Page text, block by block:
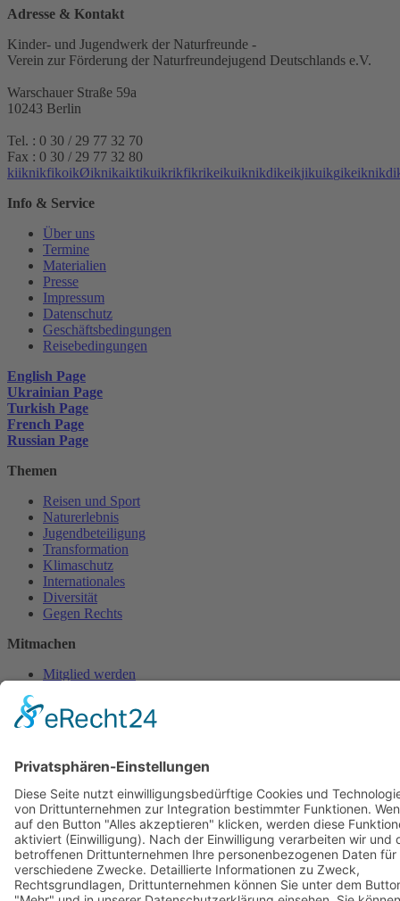
Adresse & Kontakt
Kinder- und Jugendwerk der Naturfreunde -
Verein zur Förderung der Naturfreundejugend Deutschlands e.V.
Warschauer Straße 59a
10243 Berlin
Tel. : 0 30 / 29 77 32 70
Fax : 0 30 / 29 77 32 80
kiiknikfikoikØiknikaiktikuikrikfikrikeikuiknikdikeikjikuikgikeiknikdi
Info & Service
Über uns
Termine
Materialien
Presse
Impressum
Datenschutz
Geschäftsbedingungen
Reisebedingungen
English Page
Ukrainian Page
Turkish Page
French Page
Russian Page
Themen
Reisen und Sport
Naturerlebnis
Jugendbeteiligung
Transformation
Klimaschutz
Internationales
Diversität
Gegen Rechts
Mitmachen
Mitglied werden
Teamen
Freiwilligendienste